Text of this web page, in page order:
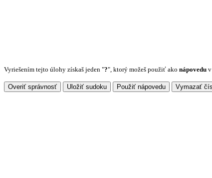
Vyriešením tejto úlohy získaš jeden "?", ktorý možeš použiť ako nápovedu v